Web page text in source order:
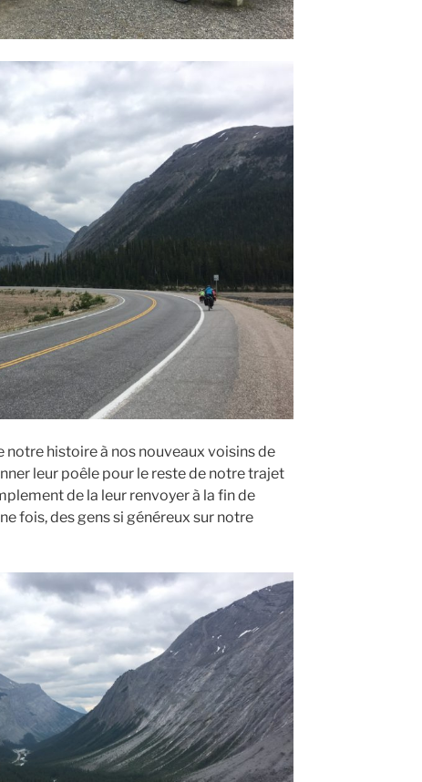
notre histoire à nos nouveaux voisins de
leur poêle pour le reste de notre trajet
de la leur renvoyer à la fin de
fois, des gens si généreux sur notre